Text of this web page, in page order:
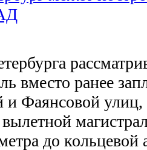
вместо ранее
и Фаянсовой улиц,
до